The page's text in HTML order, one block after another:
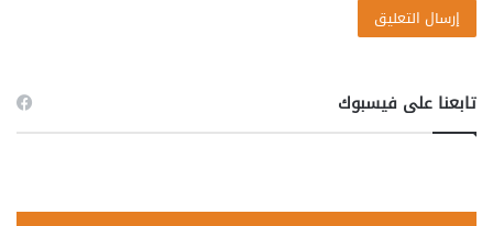
تابعنا على فيسبوك